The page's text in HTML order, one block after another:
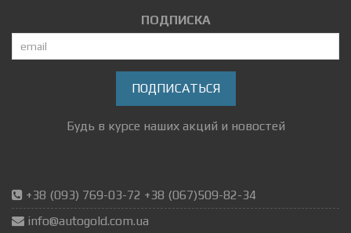
ПОДПИСКА
ПОДПИСАТЬСЯ
Будь в курсе наших акций и новостей
+38 (093) 769-03-72 +38 (067)509-82-34
info@autogold.com.ua